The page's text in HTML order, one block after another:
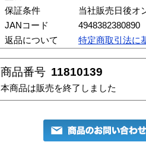
保証条件
当社販売日後オ
JANコード
4948382380890
返品について
特定商取引法に
商品番号 11810139
本商品は販売を終了しました